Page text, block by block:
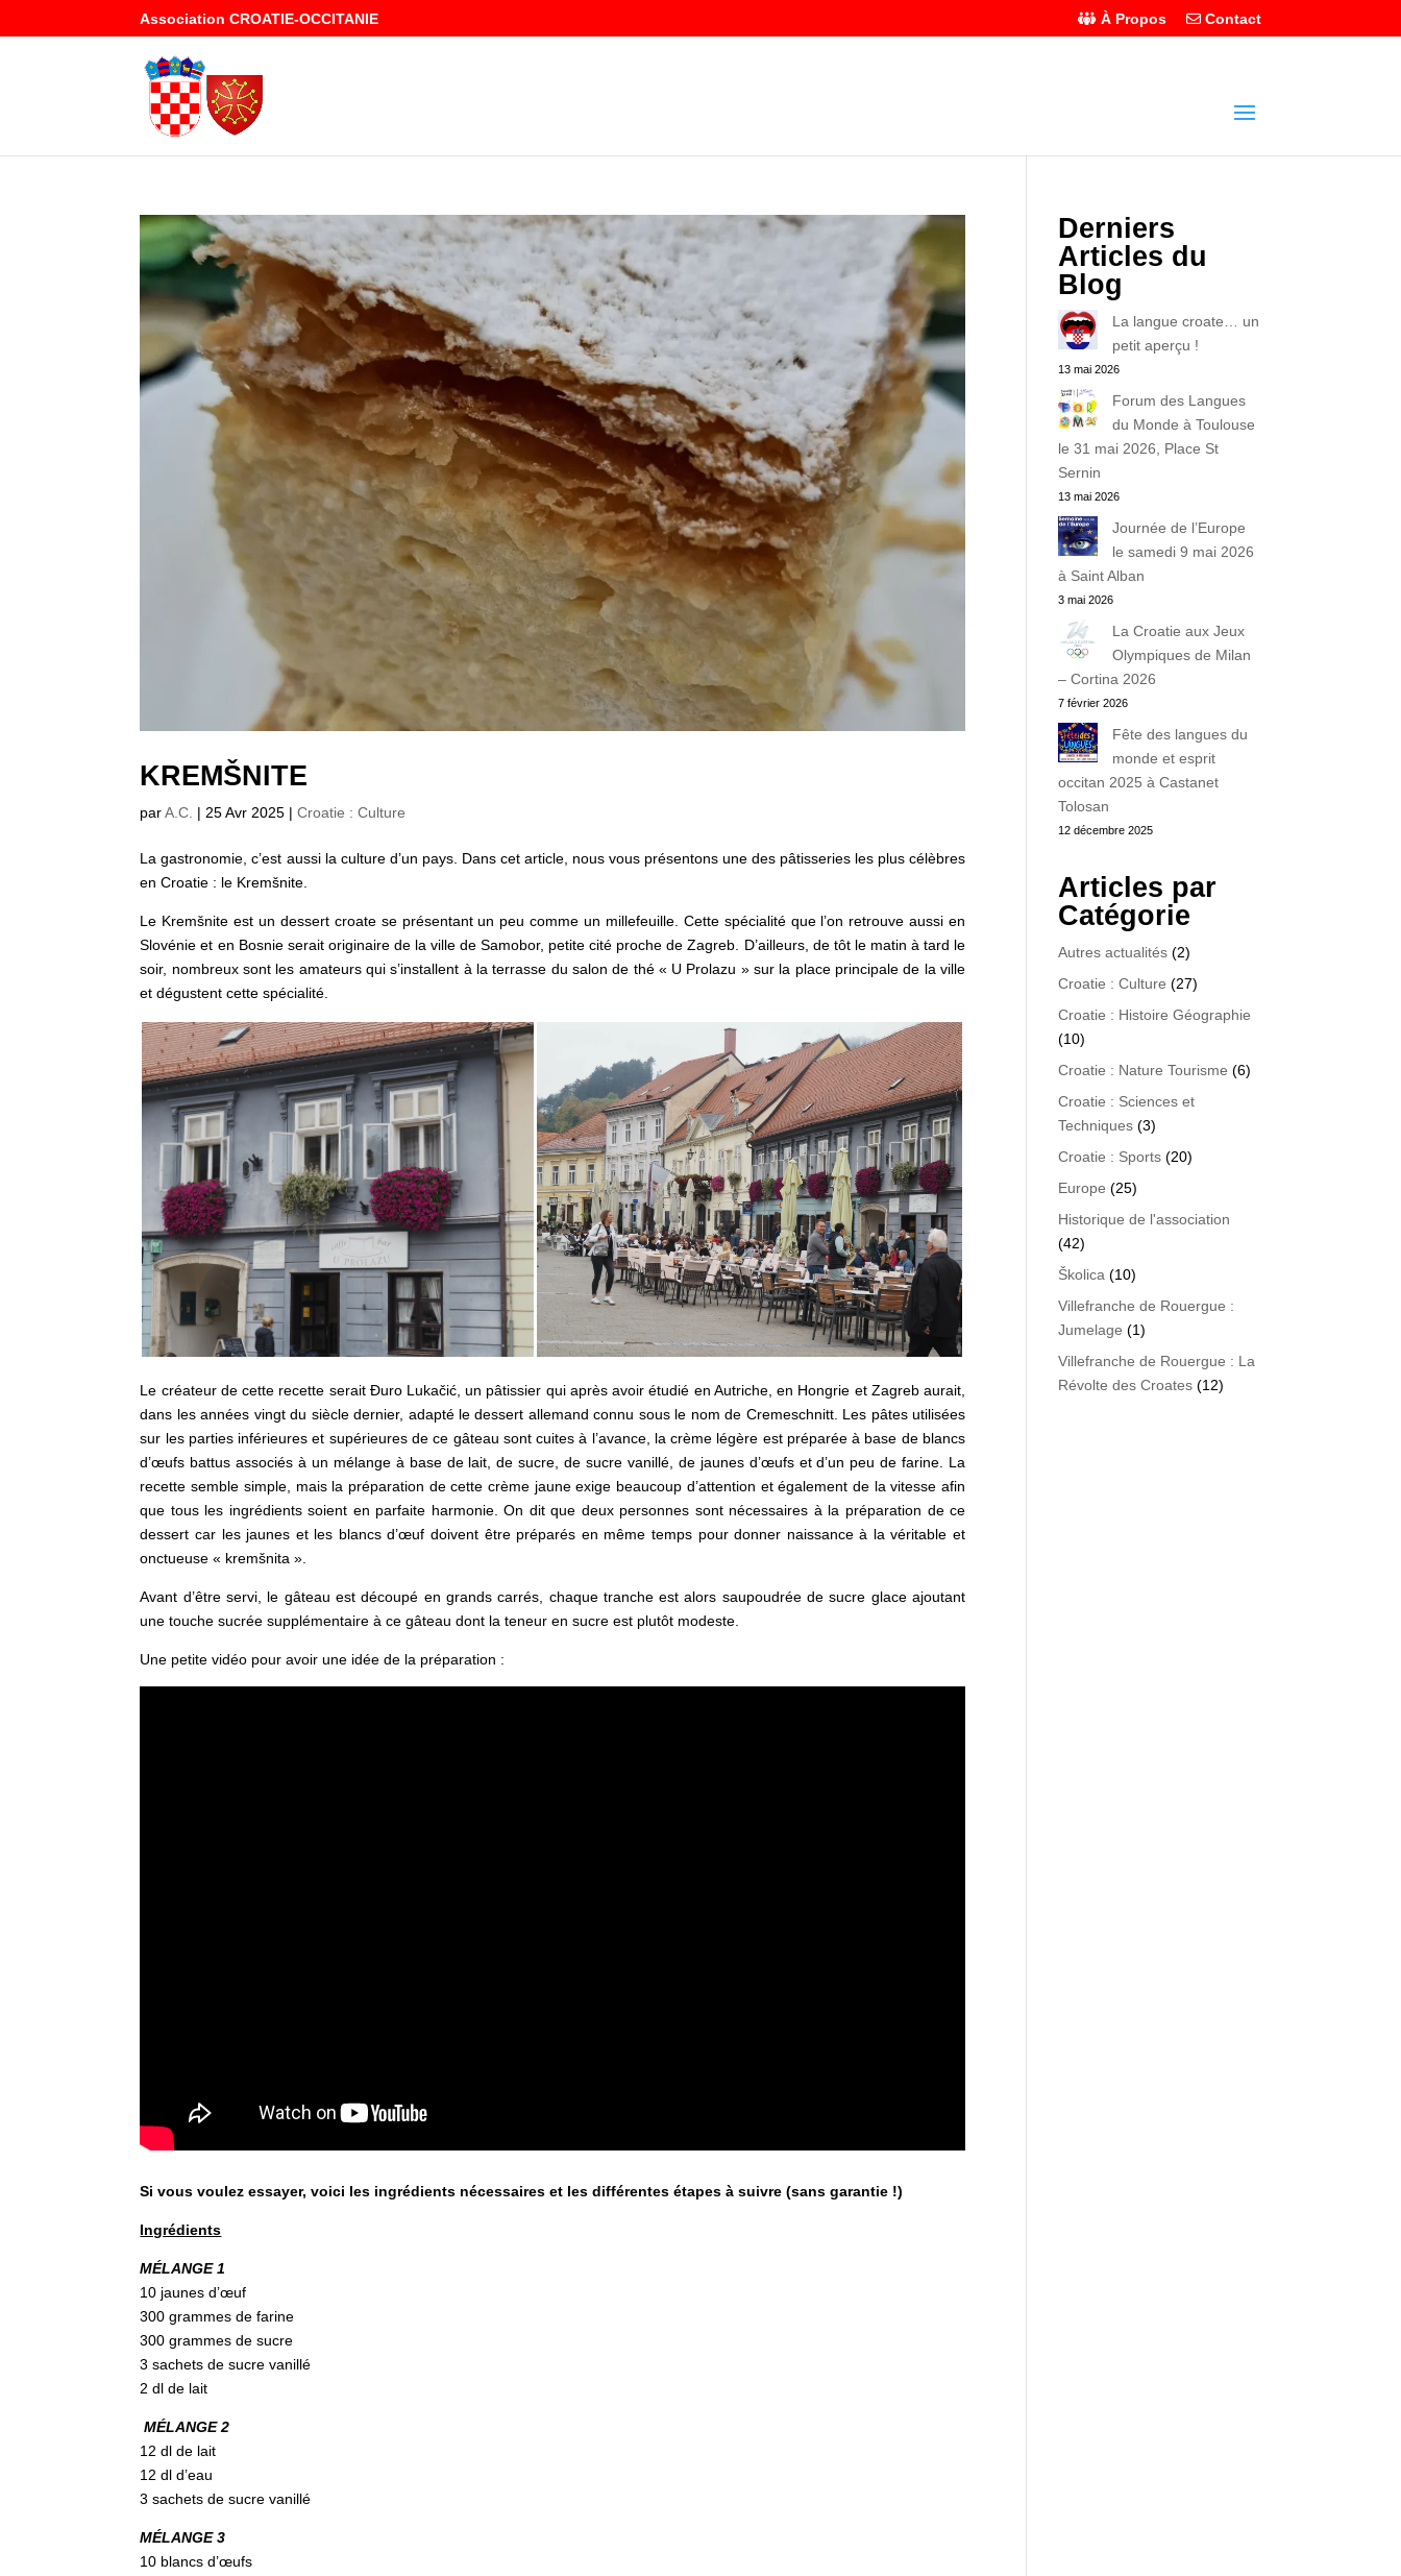
Association CROATIE-OCCITANIE À Propos Contact
KREMŠNITE
parA.C. | 25 Avr 2025 |Croatie : Culture
La gastronomie, c’est aussi la culture d’un pays. Dans cet article, nous vous présentons une des pâtisseries les plus célèbres
en Croatie : le Kremšnite.
Le Kremšnite est un dessert croate se présentant un peu comme un millefeuille. Cette spécialité que l’on retrouve aussi en
Slovénie et en Bosnie serait originaire de la ville de Samobor, petite cité proche de Zagreb. D’ailleurs, de tôt le matin à tard le
soir, nombreux sont les amateurs qui s’installent à la terrasse du salon de thé « U Prolazu » sur la place principale de la ville
et dégustent cette spécialité.
Le créateur de cette recette serait Đuro Lukačić, un pâtissier qui après avoir étudié en Autriche, en Hongrie et Zagreb aurait,
dans les années vingt du siècle dernier, adapté le dessert allemand connu sous le nom de Cremeschnitt. Les pâtes utilisées
sur les parties inférieures et supérieures de ce gâteau sont cuites à l’avance, la crème légère est préparée à base de blancs
d’œufs battus associés à un mélange à base de lait, de sucre, de sucre vanillé, de jaunes d’œufs et d’un peu de farine. La
recette semble simple, mais la préparation de cette crème jaune exige beaucoup d’attention et également de la vitesse afin
que tous les ingrédients soient en parfaite harmonie. On dit que deux personnes sont nécessaires à la préparation de ce
dessert car les jaunes et les blancs d’œuf doivent être préparés en même temps pour donner naissance à la véritable et
onctueuse « kremšnita ».
Avant d’être servi, le gâteau est découpé en grands carrés, chaque tranche est alors saupoudrée de sucre glace ajoutant
une touche sucrée supplémentaire à ce gâteau dont la teneur en sucre est plutôt modeste.
Une petite vidéo pour avoir une idée de la préparation :
Si vous voulez essayer, voici les ingrédients nécessaires et les différentes étapes à suivre (sans garantie !)
Ingrédients
MÉLANGE 1
10 jaunes d’œuf
300 grammes de farine
300 grammes de sucre
3 sachets de sucre vanillé
2 dl de lait
MÉLANGE 2
12 dl de lait
12 dl d’eau
3 sachets de sucre vanillé
MÉLANGE 3
10 blancs d’œufs
Derniers
Articles du
Blog
La langue croate… un
petit aperçu !
13 mai 2026
Forum des Langues
du Monde à Toulouse
le 31 mai 2026, Place St
Sernin
13 mai 2026
Journée de l’Europe
le samedi 9 mai 2026
à Saint Alban
3 mai 2026
La Croatie aux Jeux
Olympiques de Milan
– Cortina 2026
7 février 2026
Fête des langues du
monde et esprit
occitan 2025 à Castanet
Tolosan
12 décembre 2025
Articles par
Catégorie
Autres actualités (2)
Croatie : Culture (27)
Croatie : Histoire Géographie
(10)
Croatie : Nature Tourisme (6)
Croatie : Sciences et
Techniques (3)
Croatie : Sports (20)
Europe (25)
Historique de l'association
(42)
Školica (10)
Villefranche de Rouergue :
Jumelage (1)
Villefranche de Rouergue : La
Révolte des Croates (12)